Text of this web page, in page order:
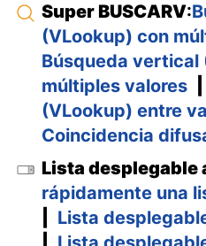
Super BUSCARV:
(VLookup) con
Búsqueda vertical
múltiples valores
(VLookup) entre
Coincidencia
Lista desplegable
rápidamente una
Lista